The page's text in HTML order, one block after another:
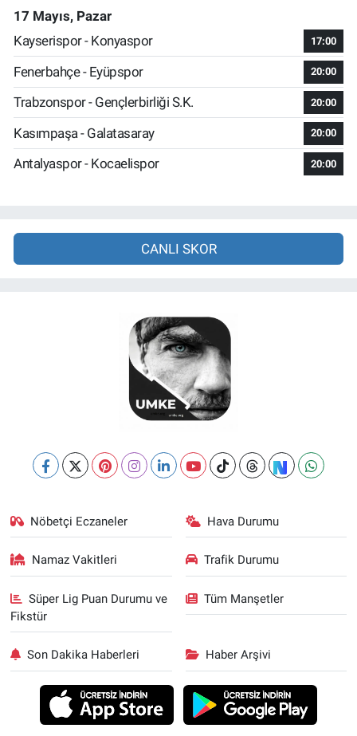
17 Mayıs, Pazar
Kayserispor - Konyaspor
17:00
Fenerbahçe - Eyüpspor 20:00
Trabzonspor - Gençlerbirliği S.K. 20:00
Kasımpaşa - Galatasaray 20:00
Antalyaspor - Kocaelispor 20:00
CANLI SKOR
Nöbetçi Eczaneler Hava Durumu
Namaz Vakitleri Trafik Durumu
Süper Lig Puan Durumu ve
Fikstür
Tüm Manşetler
Son Dakika Haberleri Haber Arşivi